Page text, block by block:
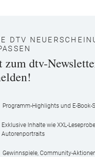
DTV
zum dtv-
Programm-Highlights und E-Book-
Exklusive Inhalte wie XXL-
Autorenportraits
Gewinnspiele, Community-